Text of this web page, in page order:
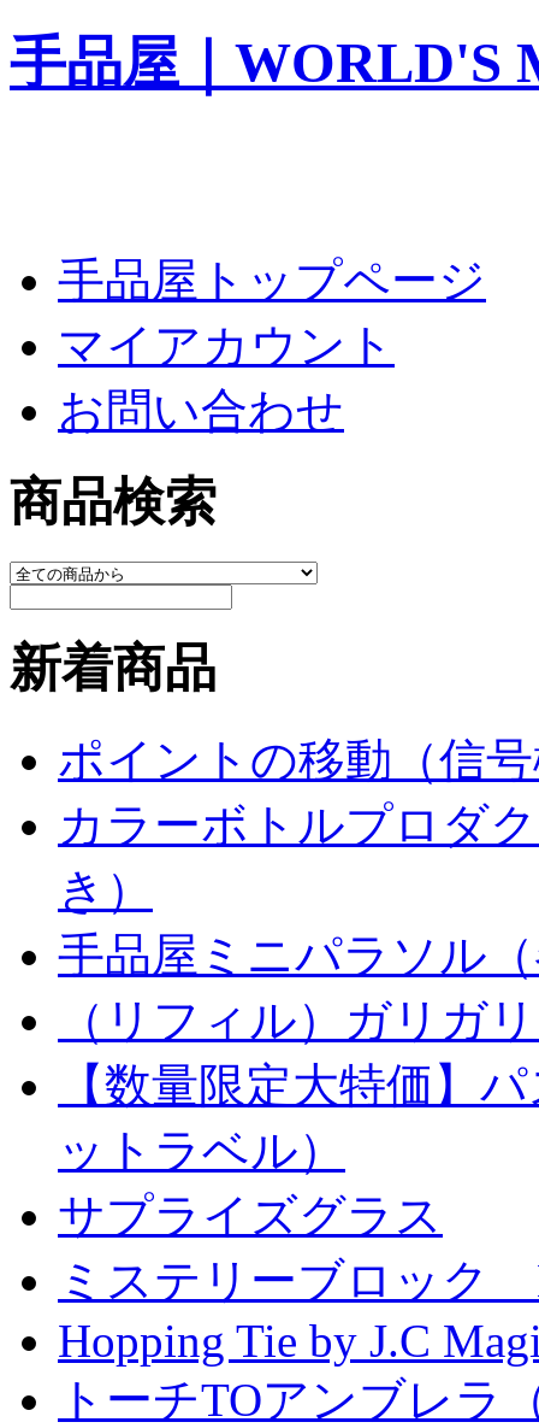
手品屋｜WORLD'S
手品屋トップページ
マイアカウント
お問い合わせ
商品検索
新着商品
ポイントの移動（信
カラーボトルプロダ
き）
手品屋ミニパラソル
（リフィル）ガリガ
【数量限定大特価】
ットラベル）
サプライズグラス
ミステリーブロック
Hopping Tie by J.C
トーチTOアンブレラ